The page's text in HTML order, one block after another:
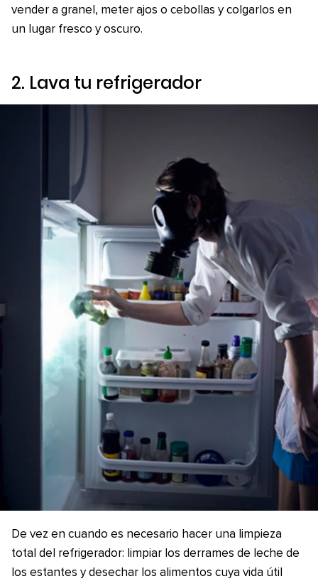
vender a granel, meter ajos o cebollas y colgarlos en
un lugar fresco y oscuro.
2. Lava tu refrigerador
De vez en cuando es necesario hacer una limpieza
total del refrigerador: limpiar los derrames de leche de
los estantes y desechar los alimentos cuya vida útil